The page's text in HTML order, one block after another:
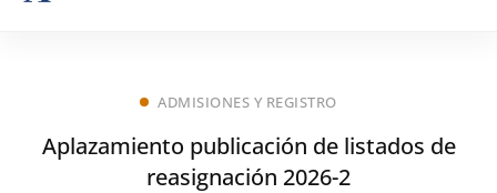
ADMISIONES Y REGISTRO
Aplazamiento publicación de listados de
reasignación 2026-2